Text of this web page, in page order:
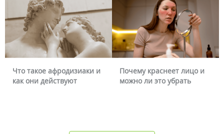
Что такое афродизиаки и
как они действуют
Почему краснеет лицо и
можно ли это убрать